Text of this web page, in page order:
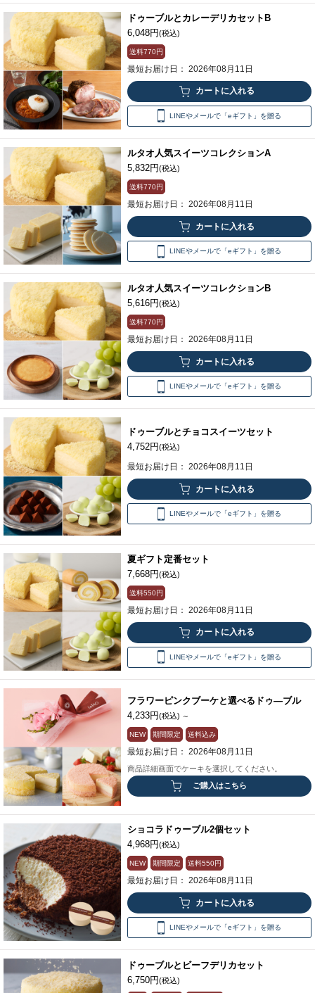
ドゥーブルとカレーデリカセットB
6,048円(税込)
送料770円
最短お届け日： 2026年08月11日
LINEやメールで「eギフト」を贈る
ルタオ人気スイーツコレクションA
5,832円(税込)
送料770円
最短お届け日： 2026年08月11日
LINEやメールで「eギフト」を贈る
ルタオ人気スイーツコレクションB
5,616円(税込)
送料770円
最短お届け日： 2026年08月11日
LINEやメールで「eギフト」を贈る
ドゥーブルとチョコスイーツセット
4,752円(税込)
最短お届け日： 2026年08月11日
LINEやメールで「eギフト」を贈る
夏ギフト定番セット
7,668円(税込)
送料550円
最短お届け日： 2026年08月11日
LINEやメールで「eギフト」を贈る
フラワーピンクブーケと選べるドゥ―ブル
4,233円(税込) ～
NEW 期間限定 送料込み
最短お届け日： 2026年08月11日
商品詳細画面でケーキを選択してください。
ご購入はこちら
ショコラドゥーブル2個セット
4,968円(税込)
NEW 期間限定 送料550円
最短お届け日： 2026年08月11日
LINEやメールで「eギフト」を贈る
ドゥーブルとビーフデリカセット
6,750円(税込)